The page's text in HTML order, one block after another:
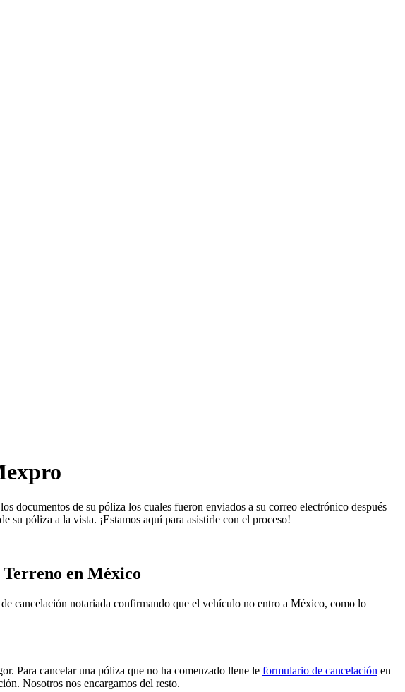
documentos de su póliza los cuales fueron enviados a su correo electrónico después
su póliza a la vista. ¡Estamos aquí para asistirle con el proceso!
en México
cancelación notariada confirmando que el vehículo no entro a México, como lo
Para cancelar una póliza que no ha comenzado llene le formulario de cancelación en
Nosotros nos encargamos del resto.